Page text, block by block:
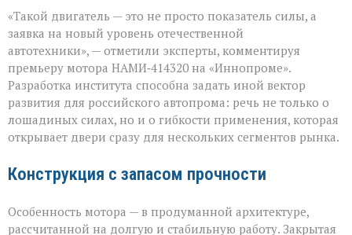
мотор — не
ради
а
ради
возможностей»
«Такой двигатель — это не просто показатель силы, а
заявка на новый уровень отечественной
автотехники», — отметили эксперты, комментируя
премьеру мотора НАМИ‑414320 на «Иннопроме».
Разработка института способна задать иной вектор
развития для российского автопрома: речь не только о
лошадиных силах, но и о гибкости применения, которая
открывает двери сразу для нескольких сегментов рынка.
Конструкция с запасом прочности
Особенность мотора — в продуманной архитектуре,
рассчитанной на долгую и стабильную работу. Закрытая